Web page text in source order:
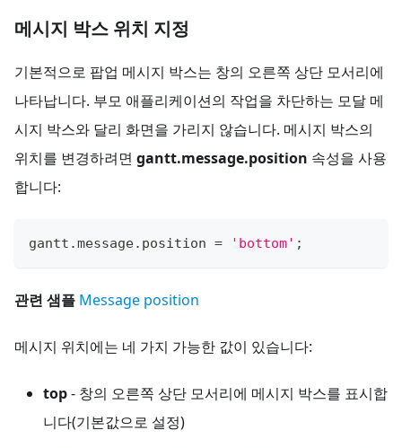
메시지 박스 위치 지정
기본적으로 팝업 메시지 박스는 창의 오른쪽 상단 모서리에
나타납니다. 부모 애플리케이션의 작업을 차단하는 모달 메
시지 박스와 달리 화면을 가리지 않습니다. 메시지 박스의
위치를 변경하려면 gantt.message.position 속성을 사용
합니다:
gantt .message. position = 'bottom' ;
관련 샘플 Message position
메시지 위치에는 네 가지 가능한 값이 있습니다:
top- 창의 오른쪽 상단 모서리에 메시지 박스를 표시합
니다(기본값으로 설정)